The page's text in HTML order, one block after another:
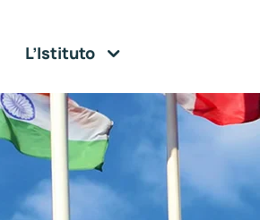
L’Istituto